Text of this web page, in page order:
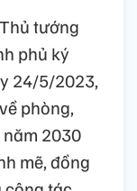
tướng
phủ ký
24/5/2023,
phòng,
2030
mẽ, đồng